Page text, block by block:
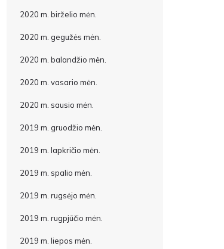
2020 m. birželio mėn.
2020 m. gegužės mėn.
2020 m. balandžio mėn.
2020 m. vasario mėn.
2020 m. sausio mėn.
2019 m. gruodžio mėn.
2019 m. lapkričio mėn.
2019 m. spalio mėn.
2019 m. rugsėjo mėn.
2019 m. rugpjūčio mėn.
2019 m. liepos mėn.